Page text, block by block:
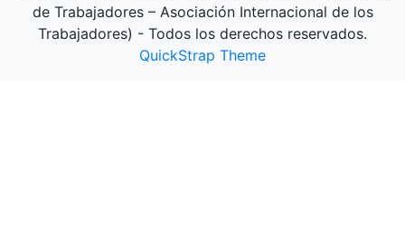
de Trabajadores – Asociación Internacional de los
Trabajadores) - Todos los derechos reservados.
QuickStrap Theme